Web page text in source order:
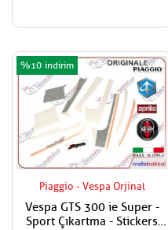
Piaggio - Vespa Orjinal
Vespa GTS 300 ie Super -
Sport Çıkartma - Stickers
%10